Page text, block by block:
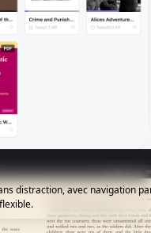
distraction, avec navigation